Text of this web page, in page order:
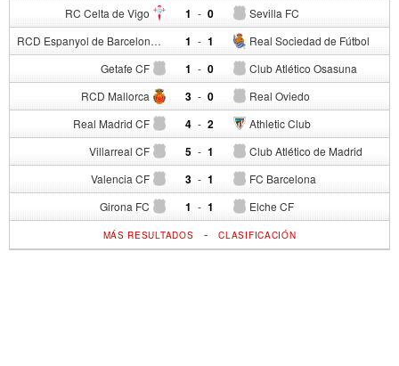
RC Celta de Vigo 1 - Sevilla FC
0
RCD Espanyol de Barcelona 1 - Real Sociedad de Fútbol
1
Getafe CF 1 - Club Atlético Osasuna
0
RCD Mallorca 3 - Real Oviedo
0
Real Madrid CF 4 - Athletic Club
2
Villarreal CF 5 - Club Atlético de Madrid
1
Valencia CF 3 - FC Barcelona
1
Girona FC 1 - Elche CF
1
MÁS RESULTADOS -CLASIFICACIÓN